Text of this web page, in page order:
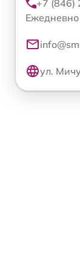
+7 (846)
ул.